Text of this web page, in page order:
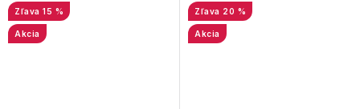
15 %
Akcia
20 %
Akcia